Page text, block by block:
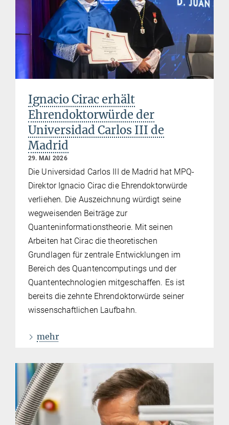
Ignacio Cirac erhält
Ehrendoktorwürde der
Universidad Carlos III de
Madrid
29. MAI 2026
Die Universidad Carlos III de Madrid hat MPQ-
Direktor Ignacio Cirac die Ehrendoktorwürde
verliehen. Die Auszeichnung würdigt seine
wegweisenden Beiträge zur
Quanteninformationstheorie. Mit seinen
Arbeiten hat Cirac die theoretischen
Grundlagen für zentrale Entwicklungen im
Bereich des Quantencomputings und der
Quantentechnologien mitgeschaffen. Es ist
bereits die zehnte Ehrendoktorwürde seiner
wissenschaftlichen Laufbahn.
mehr